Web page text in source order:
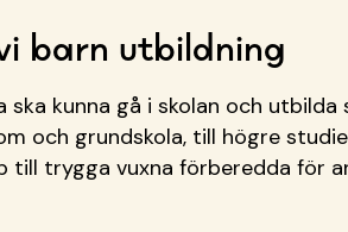
barn utbildning
kunna gå i skolan och
och grundskola, till högre
till trygga vuxna förberedda för